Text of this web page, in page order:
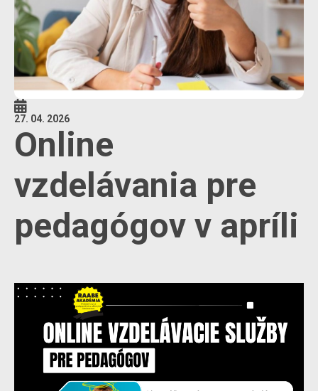
27. 04. 2026
Online
vzdelávania pre
pedagógov v apríli